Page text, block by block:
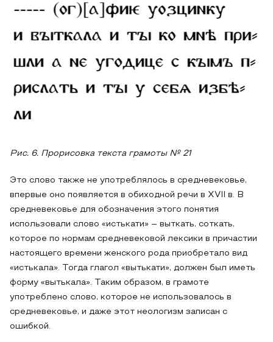
Рис. 6. Прорисовка текста грамоты № 21
Это слово также не употреблялось в средневековье,
впервые оно появляется в обиходной речи в XVII в. В
средневековье для обозначения этого понятия
использовали слово «истькати» – выткать, соткать,
которое по нормам средневековой лексики в причастии
настоящего времени женского рода приобретало вид
«истькала». Тогда глагол «вытькати», должен был иметь
форму «вытькала». Таким образом, в грамоте
употреблено слово, которое не использовалось в
средневековье, и даже этот неологизм записан с
ошибкой.